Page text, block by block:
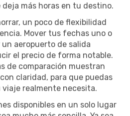
más horas en tu destino.
un poco de flexibilidad
Mover tus fechas uno o
aeropuerto de salida
el precio de forma notable.
de comparación muestran
claridad, para que puedas
realmente necesita.
disponibles en un solo lugar